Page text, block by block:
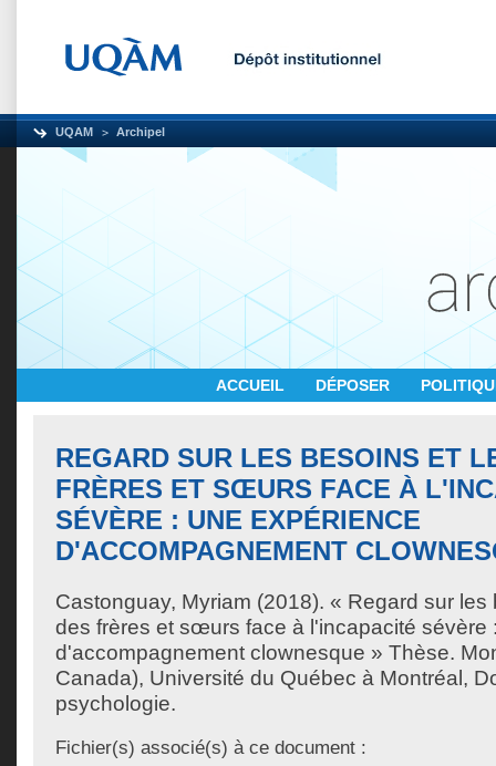
UQAM Archipel
ACCUEIL DÉPOSER
REGARD SUR LES BESOINS ET
FRÈRES ET SŒURS FACE À
SÉVÈRE : UNE EXPÉRIENCE
D'ACCOMPAGNEMENT
Castonguay, Myriam (2018). « Regard sur
des frères et sœurs face à l'incapacité sévère
d'accompagnement clownesque » Thèse.
Canada), Université du Québec à Montréal,
psychologie.
Fichier(s) associé(s) à ce document :